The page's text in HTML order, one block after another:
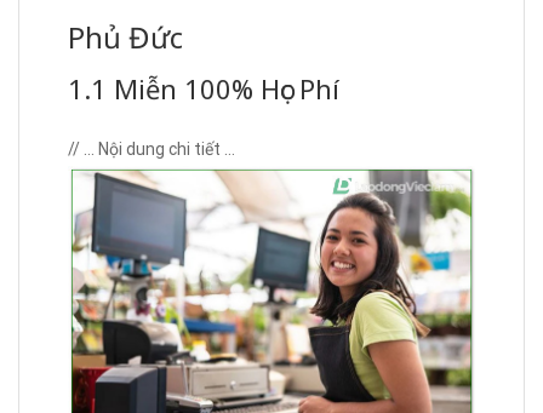
Phủ Đức
1.1 Miễn 100% Học Phí
// … Nội dung chi tiết …